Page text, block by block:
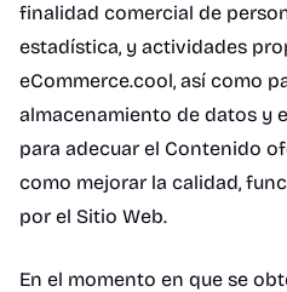
finalidad comercial de
estadística, y actividades
eCommerce.cool, así como
almacenamiento de datos y
para adecuar el Contenido
como mejorar la calidad,
por el Sitio Web.
En el momento en que se